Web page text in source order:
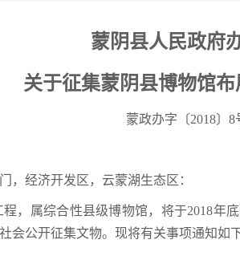
蒙阴县人民政府
关于征集蒙阴县博物馆布
蒙政办字〔2018〕8
，经济开发区，云蒙湖生态区：
，属综合性县级博物馆，将于2018年
会公开征集文物。现将有关事项通知如下